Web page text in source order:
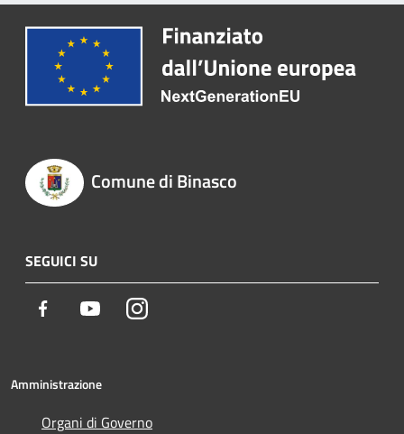
Comune di Binasco
SEGUICI SU
Facebook YoutubeInstagram
Amministrazione
Organi di Governo